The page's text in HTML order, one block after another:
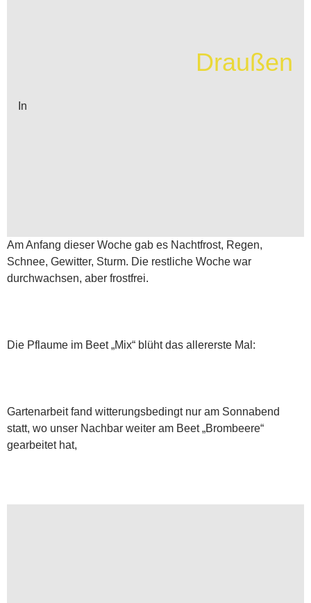
Draußen
In
Am Anfang dieser Woche gab es Nachtfrost, Regen,
Schnee, Gewitter, Sturm. Die restliche Woche war
durchwachsen, aber frostfrei.
Die Pflaume im Beet „Mix“ blüht das allererste Mal:
Gartenarbeit fand witterungsbedingt nur am Sonnabend
statt, wo unser Nachbar weiter am Beet „Brombeere“
gearbeitet hat,